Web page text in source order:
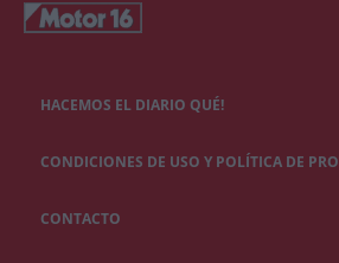
HACEMOS EL DIARIO QUÉ!
CONDICIONES DE USO Y POLÍTICA DE
CONTACTO